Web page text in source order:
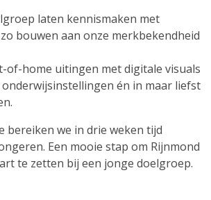
laten kennismaken met
bouwen aan onze merkbekendheid
of-home uitingen met digitale visuals
én in maar liefst
bereiken we in drie weken tijd
Een mooie stap om Rijnmond
te zetten bij een jonge doelgroep.